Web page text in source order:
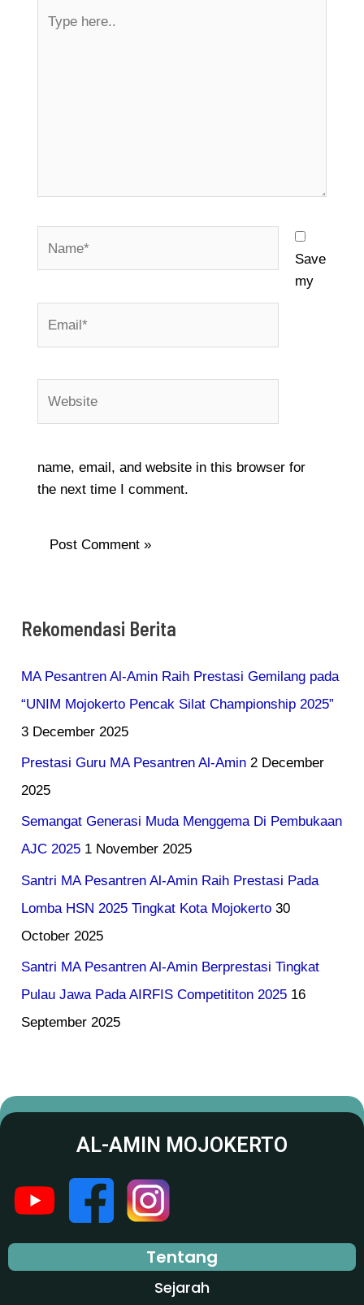
here..
Save
my
name, email, and website in this browser for
the next time I comment.
Rekomendasi Berita
MA Pesantren Al-Amin Raih Prestasi Gemilang pada
“UNIM Mojokerto Pencak Silat Championship 2025”
3 December 2025
Prestasi Guru MA Pesantren Al-Amin 2 December
2025
Semangat Generasi Muda Menggema Di Pembukaan
AJC 2025 1 November 2025
Santri MA Pesantren Al-Amin Raih Prestasi Pada
Lomba HSN 2025 Tingkat Kota Mojokerto 30
October 2025
Santri MA Pesantren Al-Amin Berprestasi Tingkat
Pulau Jawa Pada AIRFIS Competititon 2025 16
September 2025
AL-AMIN MOJOKERTO
Tentang
Sejarah